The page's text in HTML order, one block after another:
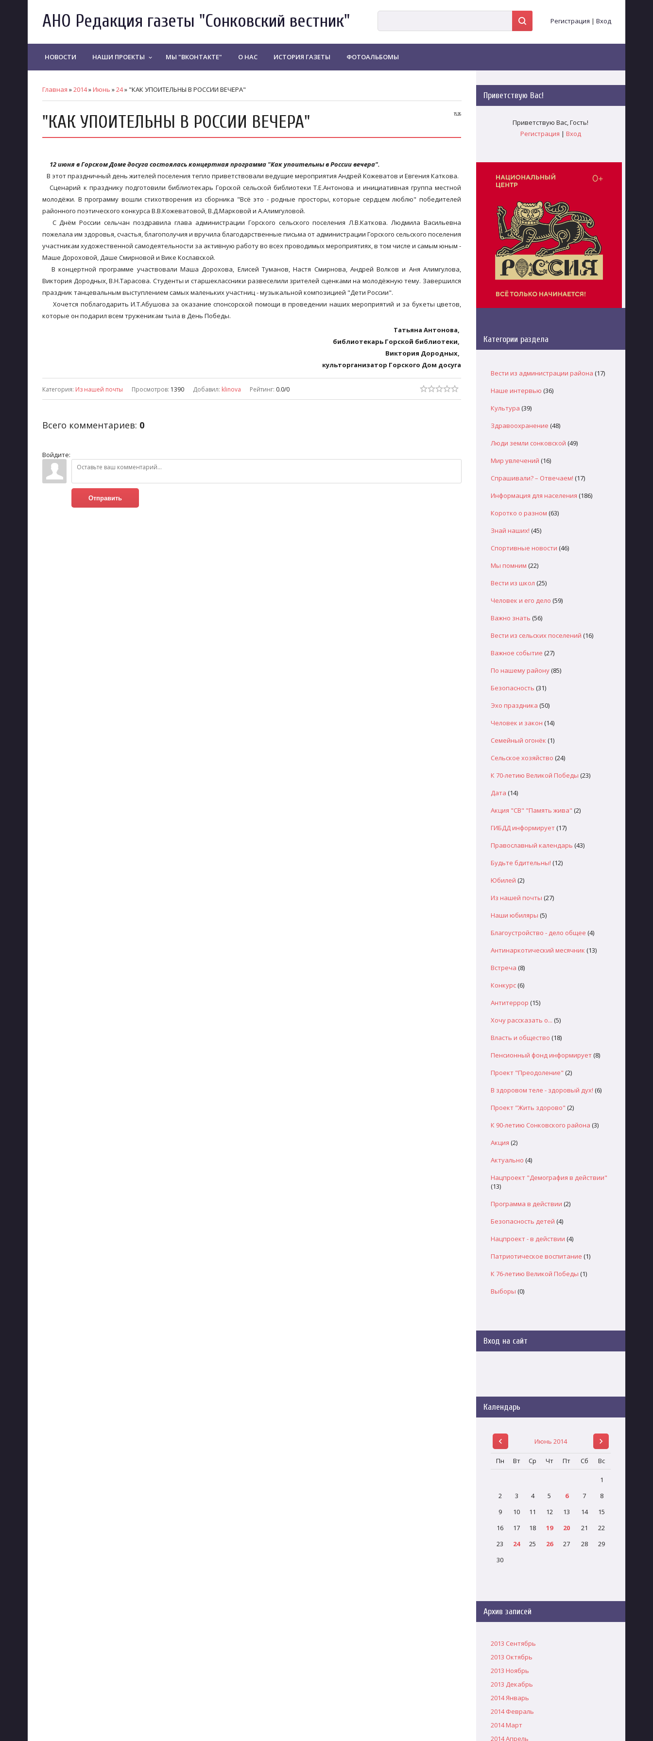
АНО Редакция газеты "Сонковский вестник" Регистрация | Вход
НОВОСТИ НАШИ ПРОЕКТЫ keyboard_arrow_down МЫ "ВКОНТАКТЕ" О НАС ИСТОРИЯ ГАЗЕТЫ ФОТОАЛЬБОМЫ
Главная »2014»Июнь »24» "КАК УПОИТЕЛЬНЫ В РОССИИ ВЕЧЕРА"
15:26
"КАК УПОИТЕЛЬНЫ В РОССИИ ВЕЧЕРА"
12 июня в Горском Доме досуга состоялась концертная программа "Как упоительны в России вечера".
В этот праздничный день жителей поселения тепло приветствовали ведущие мероприятия Андрей Кожеватов и Евгения Каткова.
Сценарий к празднику подготовили библиотекарь Горской сельской библиотеки Т.Е.Антонова и инициативная группа местной
молодёжи. В программу вошли стихотворения из сборника "Всё это - родные просторы, которые сердцем люблю" победителей
районного поэтического конкурса В.В.Кожеватовой, В.Д.Марковой и А.Алимгуловой.
С Днём России сельчан поздравила глава администрации Горского сельского поселения Л.В.Каткова. Людмила Васильевна
пожелала им здоровья, счастья, благополучия и вручила благодарственные письма от администрации Горского сельского поселения
участникам художественной самодеятельности за активную работу во всех проводимых мероприятиях, в том числе и самым юным -
Маше Дороховой, Даше Смирновой и Вике Кославской.
В концертной программе участвовали Маша Дорохова, Елисей Туманов, Настя Смирнова, Андрей Волков и Аня Алимгулова,
Виктория Дородных, В.Н.Тарасова. Студенты и старшеклассники развеселили зрителей сценками на молодёжную тему. Завершился
праздник танцевальным выступлением самых маленьких участниц - музыкальной композицией "Дети России".
Хочется поблагодарить И.Т.Абушова за оказание спонсорской помощи в проведении наших мероприятий и за букеты цветов,
которые он подарил всем труженикам тыла в День Победы.
Татьяна Антонова,
библиотекарь Горской библиотеки,
Виктория Дородных,
культорганизатор Горского Дом досуга
Категория: Из нашей почты Просмотров: 1390 Добавил: klinova Рейтинг: 0.0/0
Всего комментариев: 0
Войдите:
Отправить
Приветствую Вас!
Приветствую Вас,Гость!
Регистрация | Вход
Категории раздела
Вести из администрации района (17)
Наше интервью (36)
Культура (39)
Здравоохранение (48)
Люди земли сонковской (49)
Мир увлечений (16)
Спрашивали? – Отвечаем! (17)
Информация для населения (186)
Коротко о разном (63)
Знай наших! (45)
Спортивные новости (46)
Мы помним (22)
Вести из школ (25)
Человек и его дело (59)
Важно знать (56)
Вести из сельских поселений (16)
Важное событие (27)
По нашему району(85)
Безопасность (31)
Эхо праздника (50)
Человек и закон (14)
Семейный огонёк (1)
Сельское хозяйство (24)
К 70-летию Великой Победы (23)
Дата (14)
Акция "СВ" "Память жива" (2)
ГИБДД информирует(17)
Православный календарь (43)
Будьте бдительны! (12)
Юбилей (2)
Из нашей почты (27)
Наши юбиляры (5)
Благоустройство - дело общее (4)
Антинаркотический месячник (13)
Встреча (8)
Конкурс(6)
Антитеррор (15)
Хочу рассказать о... (5)
Власть и общество (18)
Пенсионный фонд информирует(8)
Проект "Преодоление" (2)
В здоровом теле - здоровый дух! (6)
Проект "Жить здорово" (2)
К 90-летию Сонковского района (3)
Акция (2)
Актуально (4)
Нацпроект "Демография в действии"
(13)
Программа в действии (2)
Безопасность детей (4)
Нацпроект - в действии (4)
Патриотическое воспитание (1)
К 76-летию Великой Победы (1)
Выборы (0)
Вход на сайт
Календарь
Июнь 2014
Пн Вт Ср Чт Пт Сб Вс
1
2
3 4 5 6 7
8
9
10 11 12 13 14
15
16
17 18 19 20 21
22
23
24 25 26 27 28
29
30
Архив записей
2013 Сентябрь
2013 Октябрь
2013 Ноябрь
2013 Декабрь
2014 Январь
2014 Февраль
2014 Март
2014 Апрель